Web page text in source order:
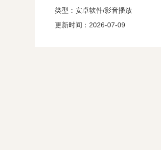
类型：安卓软件/影音播放
更新时间：2026-07-09